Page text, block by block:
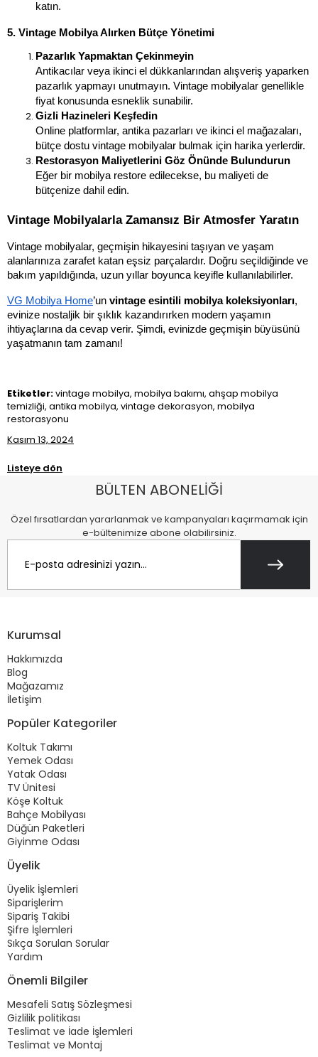
katın.
5. Vintage Mobilya Alırken Bütçe Yönetimi
Pazarlık Yapmaktan Çekinmeyin
Antikacılar veya ikinci el dükkanlarından alışveriş yaparken
pazarlık yapmayı unutmayın. Vintage mobilyalar genellikle
fiyat konusunda esneklik sunabilir.
Gizli Hazineleri Keşfedin
Online platformlar, antika pazarları ve ikinci el mağazaları,
bütçe dostu vintage mobilyalar bulmak için harika yerlerdir.
Restorasyon Maliyetlerini Göz Önünde Bulundurun
Eğer bir mobilya restore edilecekse, bu maliyeti de
bütçenize dahil edin.
Vintage Mobilyalarla Zamansız Bir Atmosfer Yaratın
Vintage mobilyalar, geçmişin hikayesini taşıyan ve yaşam
alanlarınıza zarafet katan eşsiz parçalardır. Doğru seçildiğinde ve
bakım yapıldığında, uzun yıllar boyunca keyifle kullanılabilirler.
VG Mobilya Home’un vintage esintili mobilya koleksiyonları,
evinize nostaljik bir şıklık kazandırırken modern yaşamın
ihtiyaçlarına da cevap verir. Şimdi, evinizde geçmişin büyüsünü
yaşatmanın tam zamanı!
Etiketler:vintage mobilya, mobilya bakımı, ahşap mobilya
temizliği, antika mobilya, vintage dekorasyon, mobilya
restorasyonu
Kasım 13, 2024
Listeye dön
BÜLTEN ABONELİĞİ
Özel fırsatlardan yararlanmak ve kampanyaları kaçırmamak için
e-bültenimize abone olabilirsiniz.
Kurumsal
Hakkımızda
Blog
Mağazamız
İletişim
Popüler Kategoriler
Koltuk Takımı
Yemek Odası
Yatak Odası
TV Ünitesi
Köşe Koltuk
Bahçe Mobilyası
Düğün Paketleri
Giyinme Odası
Üyelik
Üyelik İşlemleri
Siparişlerim
Sipariş Takibi
Şifre İşlemleri
Sıkça Sorulan Sorular
Yardım
Önemli Bilgiler
Mesafeli Satış Sözleşmesi
Gizlilik politikası
Teslimat ve İade İşlemleri
Teslimat ve Montaj